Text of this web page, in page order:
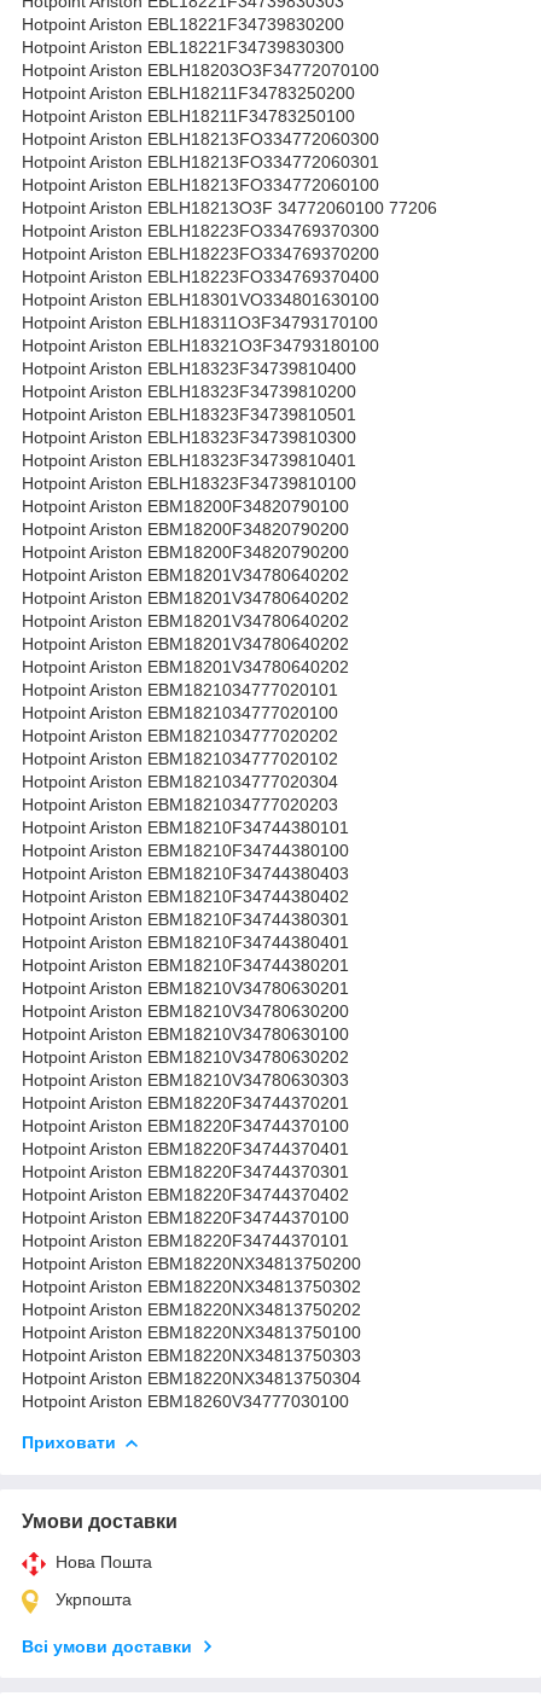
Hotpoint Ariston EBL18221F34739830200
Hotpoint Ariston EBL18221F34739830300
Hotpoint Ariston EBLH18203O3F34772070100
Hotpoint Ariston EBLH18211F34783250200
Hotpoint Ariston EBLH18211F34783250100
Hotpoint Ariston EBLH18213FO334772060300
Hotpoint Ariston EBLH18213FO334772060301
Hotpoint Ariston EBLH18213FO334772060100
Hotpoint Ariston EBLH18213O3F 34772060100 77206
Hotpoint Ariston EBLH18223FO334769370300
Hotpoint Ariston EBLH18223FO334769370200
Hotpoint Ariston EBLH18223FO334769370400
Hotpoint Ariston EBLH18301VO334801630100
Hotpoint Ariston EBLH18311O3F34793170100
Hotpoint Ariston EBLH18321O3F34793180100
Hotpoint Ariston EBLH18323F34739810400
Hotpoint Ariston EBLH18323F34739810200
Hotpoint Ariston EBLH18323F34739810501
Hotpoint Ariston EBLH18323F34739810300
Hotpoint Ariston EBLH18323F34739810401
Hotpoint Ariston EBLH18323F34739810100
Hotpoint Ariston EBM18200F34820790100
Hotpoint Ariston EBM18200F34820790200
Hotpoint Ariston EBM18200F34820790200
Hotpoint Ariston EBM18201V34780640202
Hotpoint Ariston EBM18201V34780640202
Hotpoint Ariston EBM18201V34780640202
Hotpoint Ariston EBM18201V34780640202
Hotpoint Ariston EBM18201V34780640202
Hotpoint Ariston EBM1821034777020101
Hotpoint Ariston EBM1821034777020100
Hotpoint Ariston EBM1821034777020202
Hotpoint Ariston EBM1821034777020102
Hotpoint Ariston EBM1821034777020304
Hotpoint Ariston EBM1821034777020203
Hotpoint Ariston EBM18210F34744380101
Hotpoint Ariston EBM18210F34744380100
Hotpoint Ariston EBM18210F34744380403
Hotpoint Ariston EBM18210F34744380402
Hotpoint Ariston EBM18210F34744380301
Hotpoint Ariston EBM18210F34744380401
Hotpoint Ariston EBM18210F34744380201
Hotpoint Ariston EBM18210V34780630201
Hotpoint Ariston EBM18210V34780630200
Hotpoint Ariston EBM18210V34780630100
Hotpoint Ariston EBM18210V34780630202
Hotpoint Ariston EBM18210V34780630303
Hotpoint Ariston EBM18220F34744370201
Hotpoint Ariston EBM18220F34744370100
Hotpoint Ariston EBM18220F34744370401
Hotpoint Ariston EBM18220F34744370301
Hotpoint Ariston EBM18220F34744370402
Hotpoint Ariston EBM18220F34744370100
Hotpoint Ariston EBM18220F34744370101
Hotpoint Ariston EBM18220NX34813750200
Hotpoint Ariston EBM18220NX34813750302
Hotpoint Ariston EBM18220NX34813750202
Hotpoint Ariston EBM18220NX34813750100
Hotpoint Ariston EBM18220NX34813750303
Hotpoint Ariston EBM18220NX34813750304
Hotpoint Ariston EBM18260V34777030100
Приховати
Умови доставки
Нова Пошта
Укрпошта
Всі умови доставки